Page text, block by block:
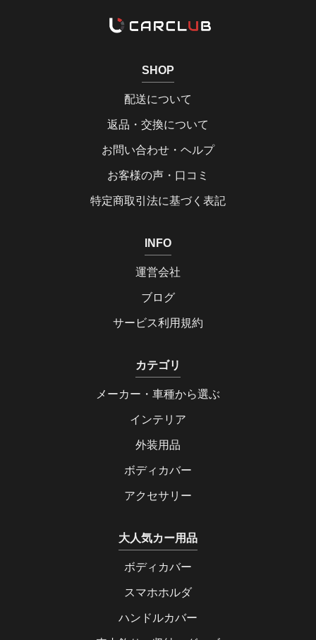
SHOP
配送について
返品・交換について
お問い合わせ・ヘルプ
お客様の声・口コミ
特定商取引法に基づく表記
INFO
運営会社
ブログ
サービス利用規約
カテゴリ
メーカー・車種から選ぶ
インテリア
外装用品
ボディカバー
アクセサリー
大人気カー用品
ボディカバー
スマホホルダ
ハンドルカバー